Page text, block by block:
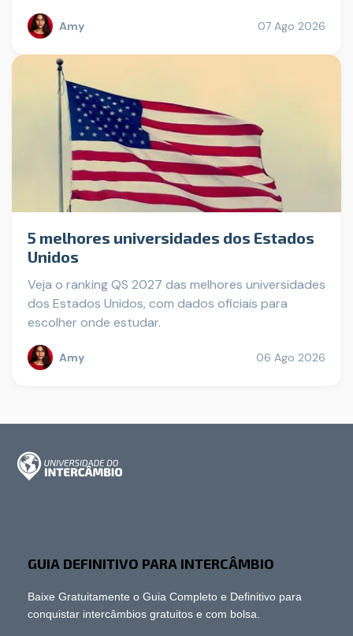
Amy 07 Ago 2026
5 melhores universidades dos Estados
Unidos
Veja o ranking QS 2027 das melhores universidades
dos Estados Unidos, com dados oficiais para
escolher onde estudar.
Amy 06 Ago 2026
GUIA DEFINITIVO PARA INTERCÂMBIO
Baixe Gratuitamente o Guia Completo e Definitivo para
conquistar intercâmbios gratuitos e com bolsa.